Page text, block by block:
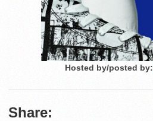
Hosted by/posted by:
Share: